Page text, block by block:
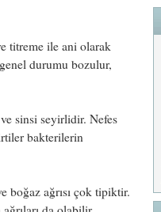
titreme ile ani olarak
durumu bozulur,
sinsi seyirlidir. Nefes
bakterilerin
boğaz ağrısı çok tipiktir.